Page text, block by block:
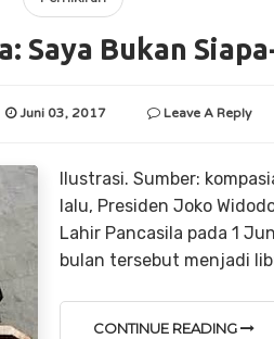
Saya Bukan
Juni 03, 2017 Leave A Reply
Ilustrasi. Sumber:
lalu, Presiden Joko
Lahir Pancasila pada 1
bulan tersebut menjadi
CONTINUE READING